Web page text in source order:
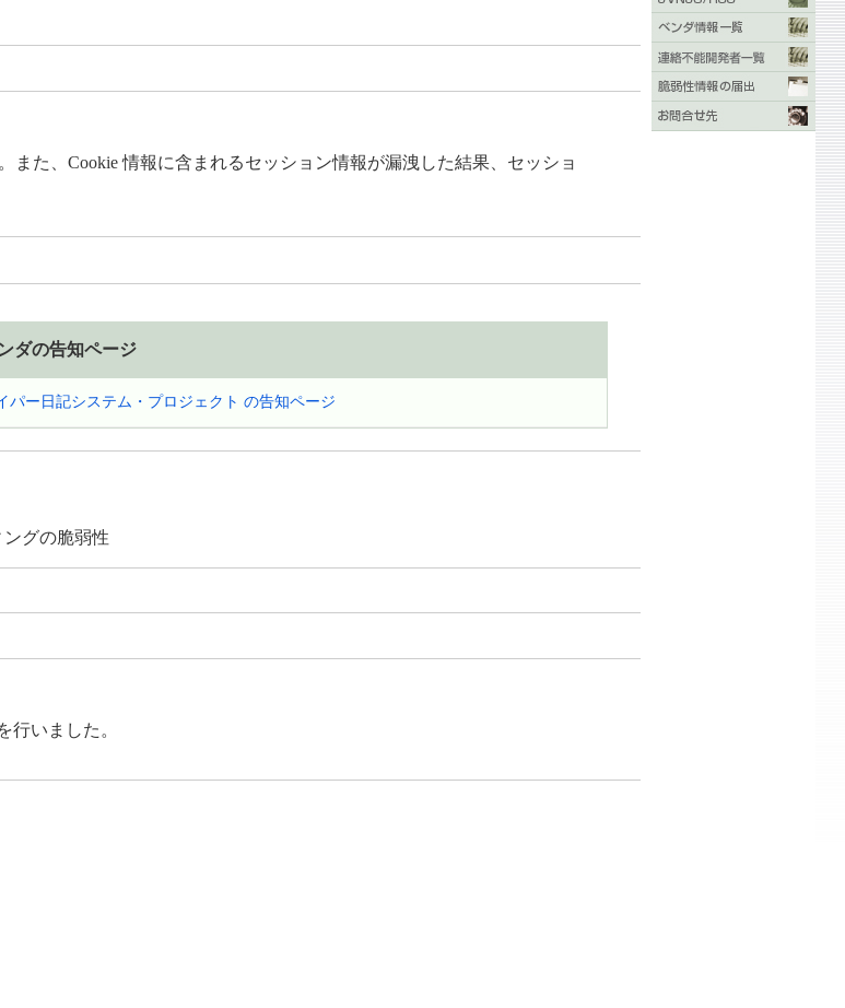
た、Cookie 情報に含まれるセッション情報が漏洩した結果、セッショ
ダの告知ページ
パー日記システム・プロジェクト の告知ページ
グの脆弱性
行いました。